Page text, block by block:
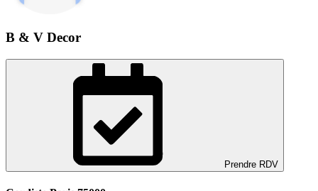
B & V Decor
Prendre RDV